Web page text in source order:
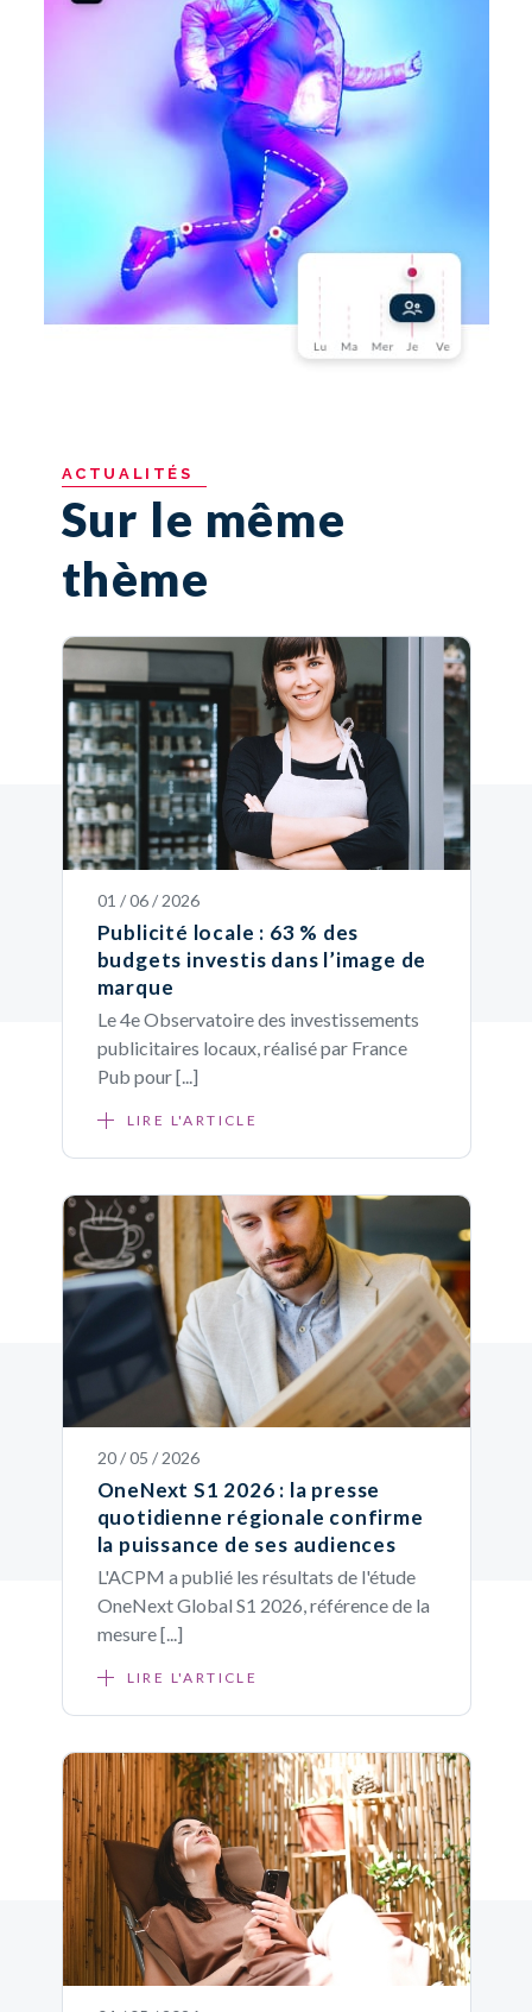
ACTUALITÉS
Sur le même
thème
01 / 06 / 2026
Publicité locale : 63 % des
budgets investis dans l’image de
marque
Le 4e Observatoire des investissements
publicitaires locaux, réalisé par France
Pub pour [...]
LIRE L'ARTICLE
20 / 05 / 2026
OneNext S1 2026 : la presse
quotidienne régionale confirme
la puissance de ses audiences
L'ACPM a publié les résultats de l'étude
OneNext Global S1 2026, référence de la
mesure [...]
LIRE L'ARTICLE